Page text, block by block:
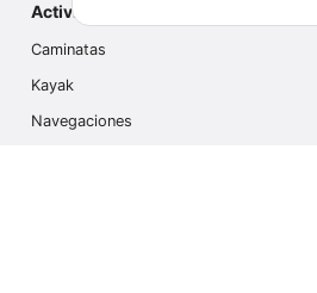
Actividades populares
Caminatas
Kayak
Navegaciones